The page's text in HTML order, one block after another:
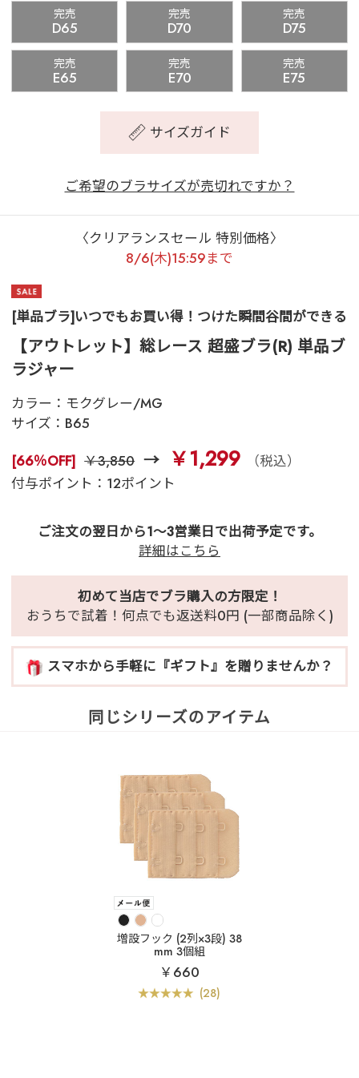
完売
D65
完売
D70
完売
D75
完売
E65
完売
E70
完売
E75
サイズガイド
ご希望のブラサイズが売切れですか？
〈クリアランスセール 特別価格〉
8/6(木)15:59まで
[単品ブラ]いつでもお買い得！つけた瞬間谷間ができる
【アウトレット】総レース 超盛ブラ(R) 単品ブ
ラジャー
カラー： モクグレー/MG
サイズ： B65
[66％OFF] ￥3,850 ￥1,299
（税込）
付与ポイント：12ポイント
ご注文の翌日から1～3営業日で出荷予定です。
詳細はこちら
初めて当店でブラ購入の方限定！
おうちで試着！何点でも返送料0円 (一部商品除く)
スマホから手軽に『ギフト』を贈りませんか？
同じシリーズのアイテム
増設フック (2列×3段) 38
mm 3個組
￥660
(28)